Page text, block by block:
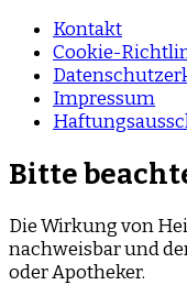
Kontakt
Cookie-
Impressum
Bitte
Die Wirkung von
nachweisbar und
oder Apotheker.